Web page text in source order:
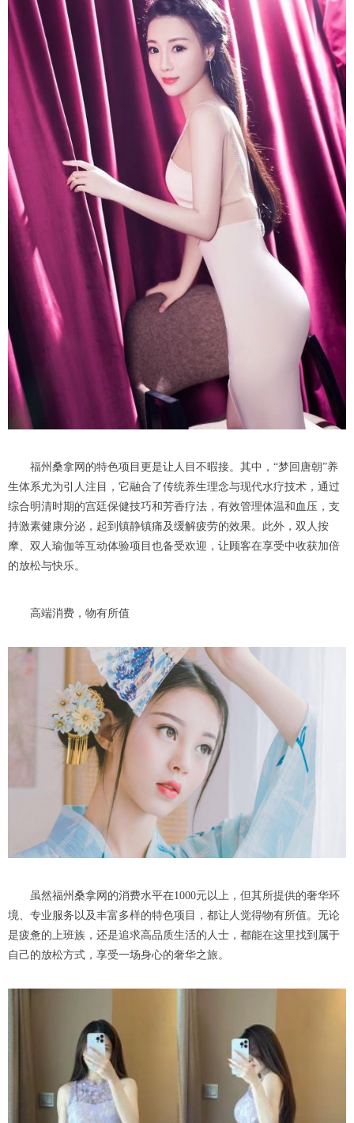
福州桑拿网的特色项目更是让人目不暇接。其中，“梦回唐朝”养
生体系尤为引人注目，它融合了传统养生理念与现代水疗技术，通过
综合明清时期的宫廷保健技巧和芳香疗法，有效管理体温和血压，支
持激素健康分泌，起到镇静镇痛及缓解疲劳的效果。此外，双人按
摩、双人瑜伽等互动体验项目也备受欢迎，让顾客在享受中收获加倍
的放松与快乐。
高端消费，物有所值
虽然福州桑拿网的消费水平在1000元以上，但其所提供的奢华环
境、专业服务以及丰富多样的特色项目，都让人觉得物有所值。无论
是疲惫的上班族，还是追求高品质生活的人士，都能在这里找到属于
自己的放松方式，享受一场身心的奢华之旅。